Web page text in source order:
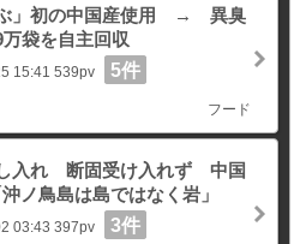
」初の中国産使用 → 異臭
袋を自主回収
15:41 539pv 5件
フード
入れ 断固受け入れず 中国
ノ鳥島は島ではなく岩」
03:43 397pv 3件